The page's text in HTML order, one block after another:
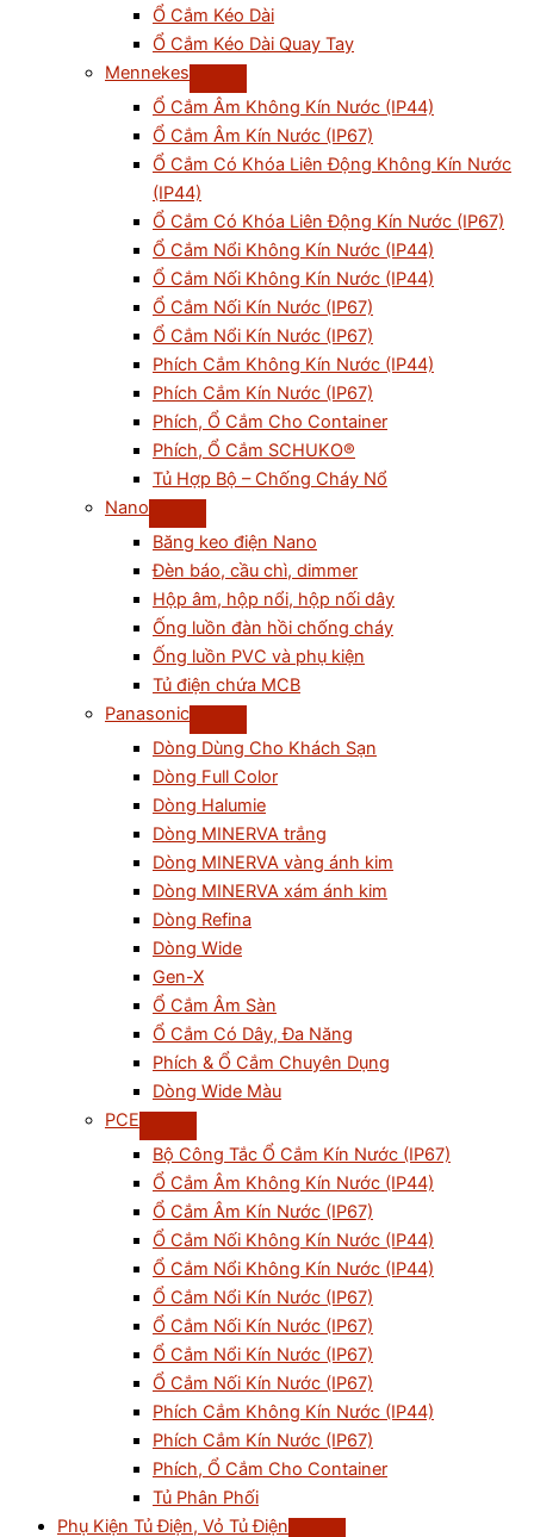
Ổ Cắm Kéo Dài
Ổ Cắm Kéo Dài Quay Tay
Mennekes
Ổ Cắm Âm Không Kín Nước (IP44)
Ổ Cắm Âm Kín Nước (IP67)
Ổ Cắm Có Khóa Liên Động Không Kín Nước
(IP44)
Ổ Cắm Có Khóa Liên Động Kín Nước (IP67)
Ổ Cắm Nổi Không Kín Nước (IP44)
Ổ Cắm Nối Không Kín Nước (IP44)
Ổ Cắm Nối Kín Nước (IP67)
Ổ Cắm Nổi Kín Nước (IP67)
Phích Cắm Không Kín Nước (IP44)
Phích Cắm Kín Nước (IP67)
Phích, Ổ Cắm Cho Container
Phích, Ổ Cắm SCHUKO®
Tủ Hợp Bộ – Chống Cháy Nổ
Nano
Băng keo điện Nano
Đèn báo, cầu chì, dimmer
Hộp âm, hộp nổi, hộp nối dây
Ống luồn đàn hồi chống cháy
Ống luồn PVC và phụ kiện
Tủ điện chứa MCB
Panasonic
Dòng Dùng Cho Khách Sạn
Dòng Full Color
Dòng Halumie
Dòng MINERVA trắng
Dòng MINERVA vàng ánh kim
Dòng MINERVA xám ánh kim
Dòng Refina
Dòng Wide
Gen-X
Ổ Cắm Âm Sàn
Ổ Cắm Có Dây, Đa Năng
Phích & Ổ Cắm Chuyên Dụng
Dòng Wide Màu
PCE
Bộ Công Tắc Ổ Cắm Kín Nước (IP67)
Ổ Cắm Âm Không Kín Nước (IP44)
Ổ Cắm Âm Kín Nước (IP67)
Ổ Cắm Nối Không Kín Nước (IP44)
Ổ Cắm Nổi Không Kín Nước (IP44)
Ổ Cắm Nổi Kín Nước (IP67)
Ổ Cắm Nối Kín Nước (IP67)
Ổ Cắm Nổi Kín Nước (IP67)
Ổ Cắm Nối Kín Nước (IP67)
Phích Cắm Không Kín Nước (IP44)
Phích Cắm Kín Nước (IP67)
Phích, Ổ Cắm Cho Container
Tủ Phân Phối
Phụ Kiện Tủ Điện, Vỏ Tủ Điện